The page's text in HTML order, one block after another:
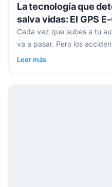
La tecnología que
salva vidas: El GPS
Cada vez que subes a tu
va a pasar. Pero los
Leer más